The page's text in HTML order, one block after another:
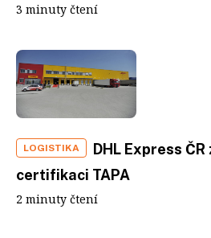
3 minuty čtení
LOGISTIKA
DHL Express
certifikaci TAPA
2 minuty čtení